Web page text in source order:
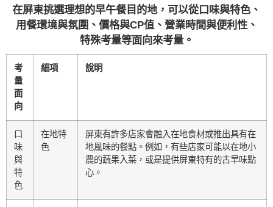
在屏東挑選理想的早午餐目的地，可以從口味與特色、
用餐環境與氛圍、價格與CP值、營業時間與便利性、
特殊考量等面向來考量。
考
量
面
向
細項 說明
口
味
與
特
色
在地特
色
屏東有許多店家會融入在地食材或推出具有在
地風味的餐點。例如，有些店家可能以在地小
農的蔬果入菜，或是提供屏東特有的古早味點
心。